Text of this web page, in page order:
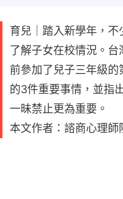
育兒｜踏入新學年，不
了解子女在校情況。
前參加了兒子三年級
的3件重要事情，並指
一昧禁止更為重要。
本文作者：諮商心理師